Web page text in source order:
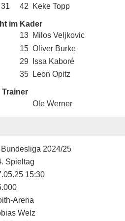
31 42 Keke Topp
im Kader
13 Milos Veljkovic
15 Oliver Burke
29
Issa Kaboré
35
Leon Opitz
Trainer
Ole Werner
Bundesliga 2024/25
Spieltag
15:30
Arena
Welz